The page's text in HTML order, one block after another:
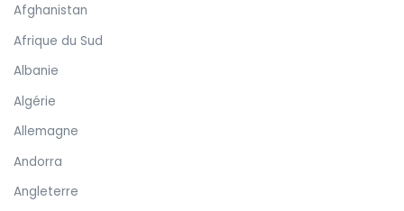
Afghanistan
Afrique du Sud
Albanie
Algérie
Allemagne
Andorra
Angleterre